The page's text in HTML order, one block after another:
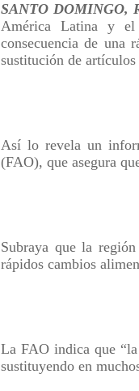
SANTO DOMINGO,
América Latina y el
consecuencia de una
sustitución de artículos
Así lo revela un
(FAO), que asegura
Subraya que la
rápidos cambios
La FAO indica que “la
sustituyendo en